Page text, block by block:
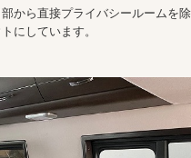
から直接プライバシールームを
にしています。